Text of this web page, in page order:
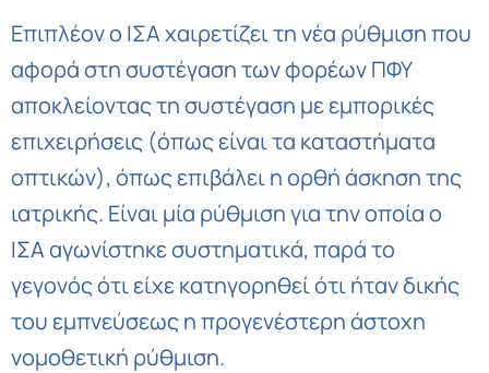
Επιπλέον ο ΙΣΑ χαιρετίζει τη νέα ρύθμιση που
αφορά στη συστέγαση των φορέων ΠΦΥ
αποκλείοντας τη συστέγαση με εμπορικές
επιχειρήσεις (όπως είναι τα καταστήματα
οπτικών), όπως επιβάλει η ορθή άσκηση της
ιατρικής. Είναι μία ρύθμιση για την οποία ο
ΙΣΑ αγωνίστηκε συστηματικά, παρά το
γεγονός ότι είχε κατηγορηθεί ότι ήταν δικής
του εμπνεύσεως η προγενέστερη άστοχη
νομοθετική ρύθμιση.